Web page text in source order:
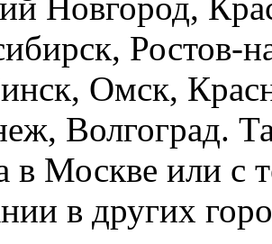
Ростов-
Омск,
Волгоград.
в Москве или с
в других